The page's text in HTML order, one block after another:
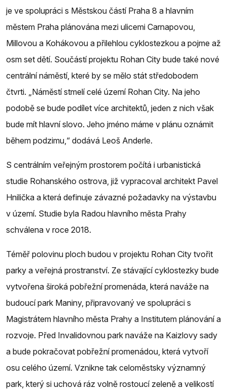
je ve spolupráci s Městskou částí Praha 8 a hlavním
městem Praha plánována mezi ulicemi Carnapovou,
Millovou a Kohákovou a přilehlou cyklostezkou a pojme až
osm set dětí. Součástí projektu Rohan City bude také nové
centrální náměstí, které by se mělo stát středobodem
čtvrti. „Náměstí stmelí celé území Rohan City. Na jeho
podobě se bude podílet více architektů, jeden z nich však
bude mít hlavní slovo. Jeho jméno máme v plánu oznámit
během podzimu,“ dodává Leoš Anderle.
S centrálním veřejným prostorem počítá i urbanistická
studie Rohanského ostrova, již vypracoval architekt Pavel
Hnilička a která definuje závazné požadavky na výstavbu
v území. Studie byla Radou hlavního města Prahy
schválena v roce 2018.
Téměř polovinu ploch budou v projektu Rohan City tvořit
parky a veřejná prostranství. Ze stávající cyklostezky bude
vytvořena široká pobřežní promenáda, která naváže na
budoucí park Maniny, připravovaný ve spolupráci s
Magistrátem hlavního města Prahy a Institutem plánování a
rozvoje. Před Invalidovnou park naváže na Kaizlovy sady
a bude pokračovat pobřežní promenádou, která vytvoří
osu celého území. Vznikne tak celoměstsky významný
park, který si uchová ráz volně rostoucí zeleně a velikostí